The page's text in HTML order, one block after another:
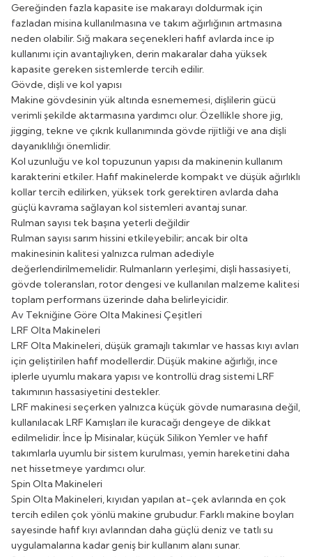
Gereğinden fazla kapasite ise makarayı doldurmak için
fazladan misina kullanılmasına ve takım ağırlığının artmasına
neden olabilir. Sığ makara seçenekleri hafif avlarda ince ip
kullanımı için avantajlıyken, derin makaralar daha yüksek
kapasite gereken sistemlerde tercih edilir.
Gövde, dişli ve kol yapısı
Makine gövdesinin yük altında esnememesi, dişlilerin gücü
verimli şekilde aktarmasına yardımcı olur. Özellikle shore jig,
jigging, tekne ve çıkrık kullanımında gövde rijitliği ve ana dişli
dayanıklılığı önemlidir.
Kol uzunluğu ve kol topuzunun yapısı da makinenin kullanım
karakterini etkiler. Hafif makinelerde kompakt ve düşük ağırlıklı
kollar tercih edilirken, yüksek tork gerektiren avlarda daha
güçlü kavrama sağlayan kol sistemleri avantaj sunar.
Rulman sayısı tek başına yeterli değildir
Rulman sayısı sarım hissini etkileyebilir; ancak bir olta
makinesinin kalitesi yalnızca rulman adediyle
değerlendirilmemelidir. Rulmanların yerleşimi, dişli hassasiyeti,
gövde toleransları, rotor dengesi ve kullanılan malzeme kalitesi
toplam performans üzerinde daha belirleyicidir.
Av Tekniğine Göre Olta Makinesi Çeşitleri
LRF Olta Makineleri
LRF Olta Makineleri, düşük gramajlı takımlar ve hassas kıyı avları
için geliştirilen hafif modellerdir. Düşük makine ağırlığı, ince
iplerle uyumlu makara yapısı ve kontrollü drag sistemi LRF
takımının hassasiyetini destekler.
LRF makinesi seçerken yalnızca küçük gövde numarasına değil,
kullanılacak LRF Kamışları ile kuracağı dengeye de dikkat
edilmelidir. İnce İp Misinalar, küçük Silikon Yemlerve hafif
takımlarla uyumlu bir sistem kurulması, yemin hareketini daha
net hissetmeye yardımcı olur.
Spin Olta Makineleri
Spin Olta Makineleri, kıyıdan yapılan at-çek avlarında en çok
tercih edilen çok yönlü makine grubudur. Farklı makine boyları
sayesinde hafif kıyı avlarından daha güçlü deniz ve tatlı su
uygulamalarına kadar geniş bir kullanım alanı sunar.